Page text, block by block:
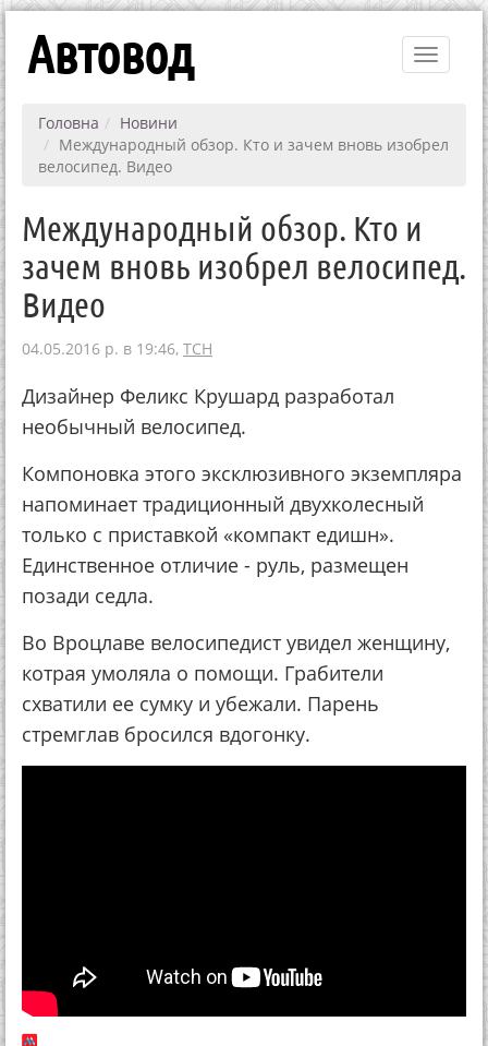
Toggle
Автовод
Головна
Новини
Международный обзор. Кто и зачем вновь изобрел
велосипед. Видео
Международный обзор. Кто и
зачем вновь изобрел велосипед.
Видео
04.05.2016 р. в 19:46, ТСН
Дизайнер Феликс Крушард разработал
необычный велосипед.
Компоновка этого эксклюзивного экземпляра
напоминает традиционный двухколесный
только с приставкой «компакт едишн».
Единственное отличие - руль, размещен
позади седла.
Во Вроцлаве велосипедист увидел женщину,
котрая умоляла о помощи. Грабители
схватили ее сумку и убежали. Парень
стремглав бросился вдогонку.